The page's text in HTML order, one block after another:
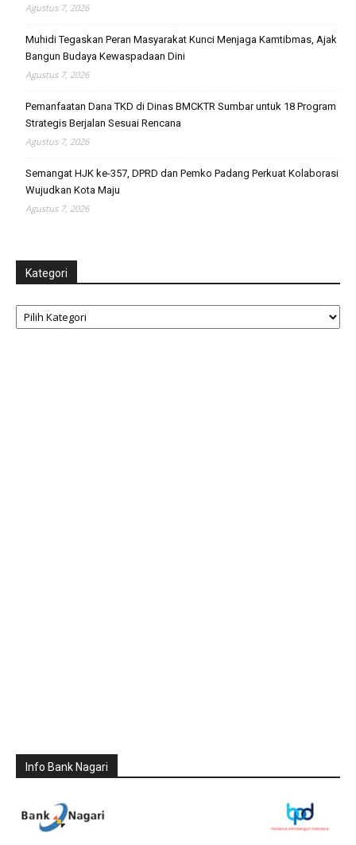
Agustus 7, 2026
Muhidi Tegaskan Peran Masyarakat Kunci Menjaga Kamtibmas, Ajak
Bangun Budaya Kewaspadaan Dini
Agustus 7, 2026
Pemanfaatan Dana TKD di Dinas BMCKTR Sumbar untuk 18 Program
Strategis Berjalan Sesuai Rencana
Agustus 7, 2026
Semangat HJK ke-357, DPRD dan Pemko Padang Perkuat Kolaborasi
Wujudkan Kota Maju
Agustus 7, 2026
Kategori
Kategori
Info Bank Nagari